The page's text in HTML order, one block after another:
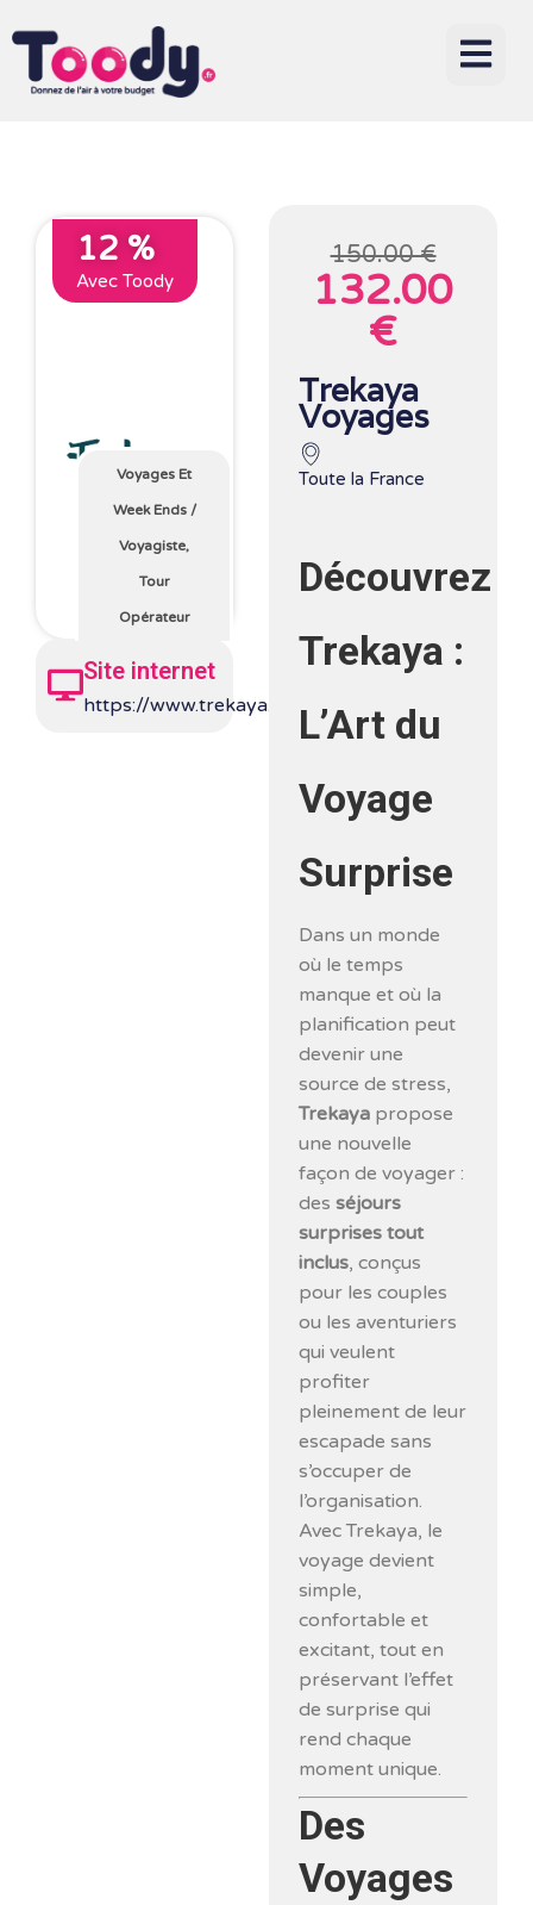
12 %
Avec Toody
Voyages Et
Week Ends/
Voyagiste,
Tour
Opérateur
Site internet
https://www.trekaya.fr/
150.00 €
132.00
€
Trekaya
Voyages
Toute la France
Découvrez
Trekaya :
L’Art du
Voyage
Surprise
Dans un monde
où le temps
manque et où la
planification peut
devenir une
source de stress,
Trekaya propose
une nouvelle
façon de voyager :
desséjours
surprises tout
inclus, conçus
pour les couples
ou les aventuriers
qui veulent
profiter
pleinement de leur
escapade sans
s’occuper de
l’organisation.
Avec Trekaya, le
voyage devient
simple,
confortable et
excitant, tout en
préservant l’effet
de surprise qui
rend chaque
moment unique.
Des
Voyages